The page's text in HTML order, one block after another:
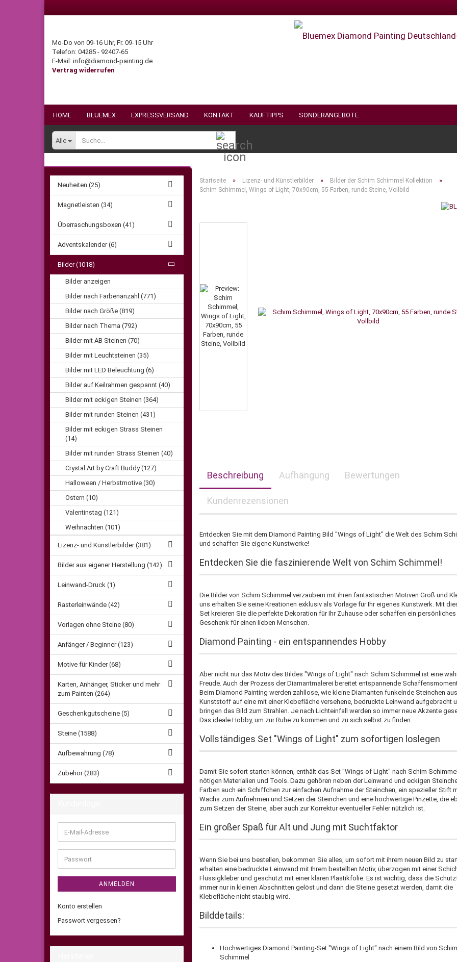
Mo-Do von 09-16 Uhr, Fr. 09-15 Uhr
Telefon: 04285 - 92407-65
E-Mail: info@diamond-painting.de
Vertrag widerrufen
HOME BLUEMEX EXPRESSVERSAND KONTAKT KAUFTIPPS SONDERANGEBOTE
Alle
Startseite » Lizenz- und Künstlerbilder » Bilder der Schim Schimmel Kollektion »
Schim Schimmel, Wings of Light, 70x90cm, 55 Farben, runde Steine, Vollbild
Beschreibung Aufhängung Bewertungen
Kundenrezensionen
Entdecken Sie mit dem Diamond Painting Bild "Wings of Light" die Welt des Schim
und schaffen Sie eigene Kunstwerke!
Entdecken Sie die faszinierende Welt von Schim Schimmel!
Die Bilder von Schim Schimmel verzaubern mit ihren fantastischen Motiven Groß und
uns erhalten Sie seine Kreationen exklusiv als Vorlage für Ihr eigenes Kunstwerk. Mit
Set kreieren Sie die perfekte Dekoration für Ihr Zuhause oder schaffen ein persönliches
Geschenk für einen lieben Menschen.
Diamond Painting - ein entspannendes Hobby
Aber nicht nur das Motiv des Bildes "Wings of Light" nach Schim Schimmel ist eine
Freude. Auch der Prozess der Diamantmalerei bereitet entspannende
Beim Diamond Painting werden zahllose, wie kleine Diamanten funkelnde Steinchen aus
Kunststoff auf eine mit einer Klebefläche versehene, bedruckte Leinwand aufgebracht
bringen das Bild zum Strahlen. Je nach Lichteinfall werden so immer neue Akzente
Das ideale Hobby, um zur Ruhe zu kommen und zu sich selbst zu finden.
Vollständiges Set "Wings of Light" zum sofortigen loslegen
Damit Sie sofort starten können, enthält das Set "Wings of Light" nach Schim
nötigen Materialien und Tools. Dazu gehören neben der Leinwand und eckigen
Farben auch ein Schiffchen zur einfachen Aufnahme der Steinchen, ein spezieller Stift
Wachs zum Aufnehmen und Setzen der Steinchen und eine hochwertige Pinzette, die
zum Setzen der Steine, aber auch zur Korrektur eventueller Fehler nützlich ist.
Ein großer Spaß für Alt und Jung mit Suchtfaktor
Wenn Sie bei uns bestellen, bekommen Sie alles, um sofort mit ihrem neuen Bild zu
erhalten eine bedruckte Leinwand mit Ihrem bestellten Motiv, überzogen mit einer
Flüssigkleber und geschützt mit einer klaren Plastikfolie. Es ist wichtig, dass die
immer nur in kleinen Abschnitten gelöst und dann die Steine gesetzt werden, damit die
Klebefläche nicht staubig wird.
Bilddetails:
Hochwertiges Diamond Painting-Set "Wings of Light" nach einem Bild von Schim
Schimmel
Neuheiten (25)
Magnetleisten (34)
Überraschungsboxen (41)
Adventskalender (6)
Bilder (1018)
Bilder anzeigen
Bilder nach Farbenanzahl (771)
Bilder nach Größe (819)
Bilder nach Thema (792)
Bilder mit AB Steinen (70)
Bilder mit Leuchtsteinen (35)
Bilder mit LED Beleuchtung (6)
Bilder auf Keilrahmen gespannt (40)
Bilder mit eckigen Steinen (364)
Bilder mit runden Steinen (431)
Bilder mit eckigen Strass Steinen
(14)
Bilder mit runden Strass Steinen (40)
Crystal Art by Craft Buddy (127)
Halloween / Herbstmotive (30)
Ostern (10)
Valentinstag (121)
Weihnachten (101)
Lizenz- und Künstlerbilder (381)
Bilder aus eigener Herstellung (142)
Leinwand-Druck (1)
Rasterleinwände (42)
Vorlagen ohne Steine (80)
Anfänger / Beginner (123)
Motive für Kinder (68)
Karten, Anhänger, Sticker und mehr
zum Painten (264)
Geschenkgutscheine (5)
Steine (1588)
Aufbewahrung (78)
Zubehör (283)
E-
Mail-
Adresse
Passwort
ANMELDEN
Konto erstellen
Passwort vergessen?